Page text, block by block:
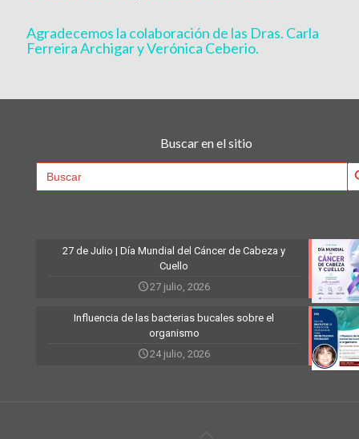
Agradecemos la colaboración de las Dras. Carla
Ferreira Archigar y Verónica Ceberio.
Buscar en el sitio
Search
27 de Julio | Día Mundial del Cáncer de Cabeza y
Cuello
27 julio, 2026
Influencia de las bacterias bucales sobre el
organismo
24 julio, 2026